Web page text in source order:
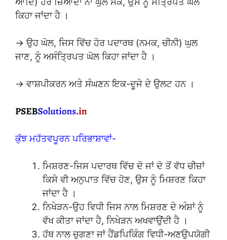
ਕਿਹਾ ਜਾਂਦਾ ਹੈ ।
→ ਉਹ ਘੋਲ, ਜਿਸ ਵਿੱਚ ਹੋਰ ਪਦਾਰਥ (ਨਮਕ, ਚੀਨੀ) ਘੁਲ
ਜਾਣ, ਨੂੰ ਅਸੰਤ੍ਰਿਪਤ ਘੋਲ ਕਿਹਾ ਜਾਂਦਾ ਹੈ ।
→ ਵਾਸ਼ਪੀਕਰਨ ਅਤੇ ਸੰਘਣਨ ਇਕ-ਦੂਜੇ ਦੇ ਉਲਟ ਹਨ ।
ਕੁੱਝ ਮਹੱਤਵਪੂਰਨ ਪਰਿਭਾਸ਼ਾਵਾਂ-
ਮਿਸ਼ਰਣ-ਜਿਸ ਪਦਾਰਥ ਵਿੱਚ ਦੋ ਜਾਂ ਦੋ ਤੋਂ ਵੱਧ ਚੀਜ਼ਾਂ
ਕਿਸੇ ਵੀ ਅਨੁਪਾਤ ਵਿੱਚ ਹੋਣ, ਉਸ ਨੂੰ ਮਿਸ਼ਰਣ ਕਿਹਾ
ਜਾਂਦਾ ਹੈ ।
ਨਿਖੇੜਨ-ਉਹ ਵਿਧੀ ਜਿਸ ਨਾਲ ਮਿਸ਼ਰਣ ਦੇ ਅੰਸ਼ਾਂ ਨੂੰ
ਵੱਖ ਕੀਤਾ ਜਾਂਦਾ ਹੈ, ਨਿਖੇੜਨ ਅਖਵਾਉਂਦੀ ਹੈ ।
ਹੱਥ ਨਾਲ ਚੁਗਣਾ ਜਾਂ ਹੈਂਡਪਿਕਿੰਗ ਵਿਧੀ-ਅਣਉਪਯੋਗੀ